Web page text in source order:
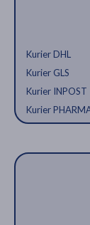
Kurier DHL
Kurier GLS
Kurier INPOST
Kurier